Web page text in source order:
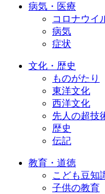
病気・医療
コロナウイ
病気
症状
文化・歴史
ものがたり
東洋文化
西洋文化
先人の超技
歴史
伝記
教育・道徳
こども豆知
子供の教育